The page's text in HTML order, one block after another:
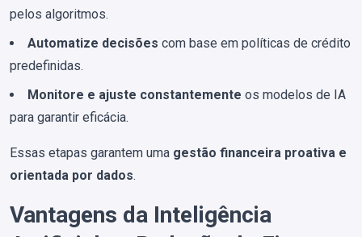
pelos algoritmos.
Automatize decisões com base em políticas de crédito
predefinidas.
Monitore e ajuste constantemente os modelos de IA
para garantir eficácia.
Essas etapas garantem uma gestão financeira proativa e
orientada por dados.
Vantagens da Inteligência